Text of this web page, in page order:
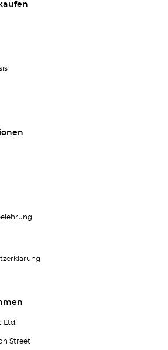
Ltd.
Street